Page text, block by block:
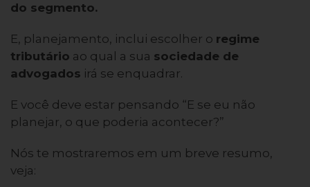
do segmento.
E, planejamento, inclui escolher o regime
tributário ao qual a sua sociedade de
advogados irá se enquadrar.
E você deve estar pensando “E se eu não
planejar, o que poderia acontecer?”
Nós te mostraremos em um breve resumo,
veja: